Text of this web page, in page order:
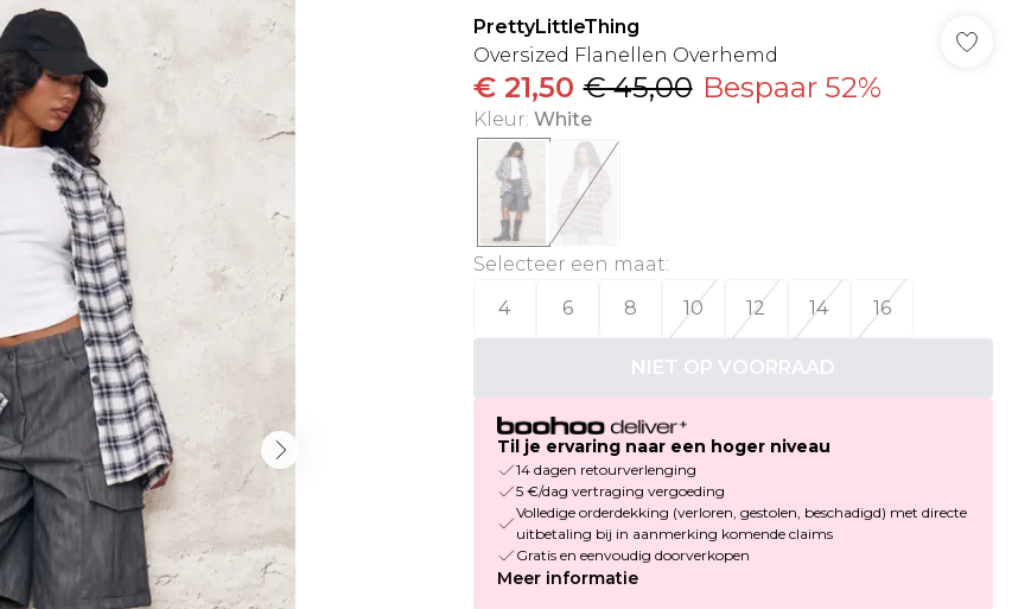
PrettyLittleThing
Oversized Flanellen Overhemd
€ 21,50 € 45,00 Bespaar 52%
Kleur: White
Selecteer een maat:
4
6 8 10 12 14 16
NIET OP VOORRAAD
Til je ervaring naar een hoger niveau
14 dagen retourverlenging
5 €/dag vertraging vergoeding
Volledige orderdekking (verloren, gestolen, beschadigd) met directe
uitbetaling bij in aanmerking komende claims
Gratis en eenvoudig doorverkopen
Meer informatie